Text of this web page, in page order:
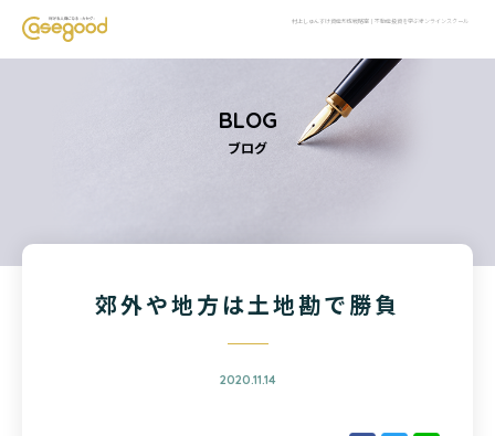
村上しゅんすけ資産形成戦略室｜不動産投資を学ぶオンラインスクール
BLOG
ブログ
郊外や地方は土地勘で勝負
2020.11.14